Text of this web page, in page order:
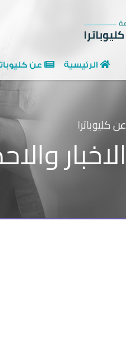
الرئيسية عن
عن كليوباترا
الاخبار